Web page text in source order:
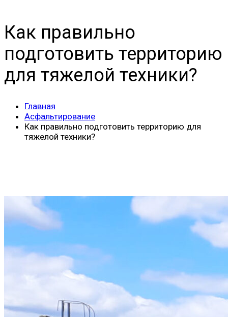
Как правильно
подготовить территорию
для тяжелой техники?
Главная
Асфальтирование
Как правильно подготовить территорию для
тяжелой техники?